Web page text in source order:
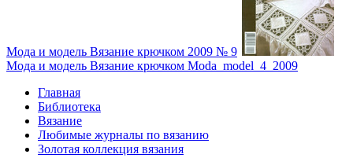
Мода и модель Вязание крючком 2009 № 9
Мода и модель Вязание крючком Moda_model_4_2009
Главная
Библиотека
Вязание
Любимые журналы по вязанию
Золотая коллекция вязания